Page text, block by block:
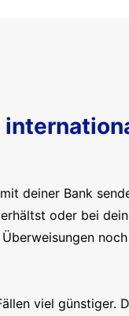
deiner Bank
oder bei
viel günstiger.